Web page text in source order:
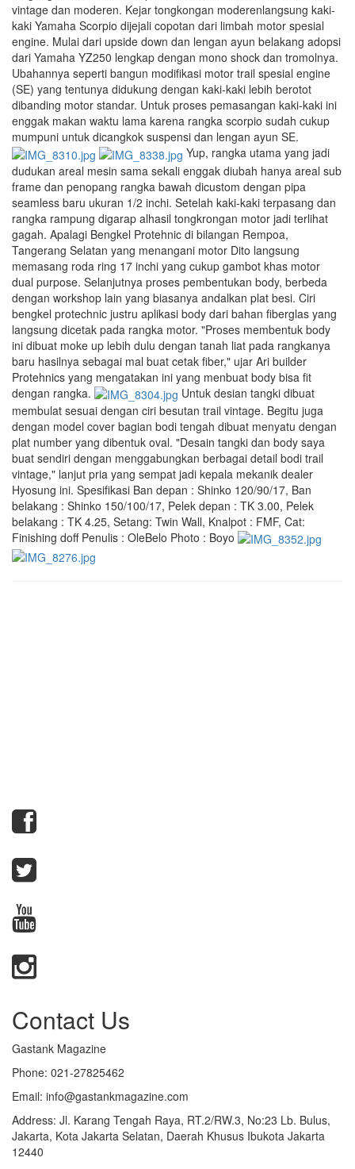
vintage dan moderen. Kejar tongkongan moderenlangsung kaki-
kaki Yamaha Scorpio dijejali copotan dari limbah motor spesial
engine. Mulai dari upside down dan lengan ayun belakang adopsi
dari Yamaha YZ250 lengkap dengan mono shock dan tromolnya.
Ubahannya seperti bangun modifikasi motor trail spesial engine
(SE) yang tentunya didukung dengan kaki-kaki lebih berotot
dibanding motor standar. Untuk proses pemasangan kaki-kaki ini
enggak makan waktu lama karena rangka scorpio sudah cukup
mumpuni untuk dicangkok suspensi dan lengan ayun SE.
Yup, rangka utama yang jadi
dudukan areal mesin sama sekali enggak diubah hanya areal sub
frame dan penopang rangka bawah dicustom dengan pipa
seamless baru ukuran 1/2 inchi. Setelah kaki-kaki terpasang dan
rangka rampung digarap alhasil tongkrongan motor jadi terlihat
gagah. Apalagi Bengkel Protehnic di bilangan Rempoa,
Tangerang Selatan yang menangani motor Dito langsung
memasang roda ring 17 inchi yang cukup gambot khas motor
dual purpose. Selanjutnya proses pembentukan body, berbeda
dengan workshop lain yang biasanya andalkan plat besi. Ciri
bengkel protechnic justru aplikasi body dari bahan fiberglas yang
langsung dicetak pada rangka motor. "Proses membentuk body
ini dibuat moke up lebih dulu dengan tanah liat pada rangkanya
baru hasilnya sebagai mal buat cetak fiber," ujar Ari builder
Protehnics yang mengatakan ini yang menbuat body bisa fit
dengan rangka.
Untuk desian tangki dibuat
membulat sesuai dengan ciri besutan trail vintage. Begitu juga
dengan model cover bagian bodi tengah dibuat menyatu dengan
plat number yang dibentuk oval. "Desain tangki dan body saya
buat sendiri dengan menggabungkan berbagai detail bodi trail
vintage," lanjut pria yang sempat jadi kepala mekanik dealer
Hyosung ini. Spesifikasi Ban depan : Shinko 120/90/17, Ban
belakang : Shinko 150/100/17, Pelek depan : TK 3.00, Pelek
belakang : TK 4.25, Setang: Twin Wall, Knalpot : FMF, Cat:
Finishing doff Penulis : OleBelo Photo : Boyo
Contact Us
Gastank Magazine
Phone: 021-27825462
Email: info@gastankmagazine.com
Address: Jl. Karang Tengah Raya, RT.2/RW.3, No:23 Lb. Bulus,
Jakarta, Kota Jakarta Selatan, Daerah Khusus Ibukota Jakarta
12440